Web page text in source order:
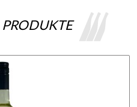
PRODUKTE